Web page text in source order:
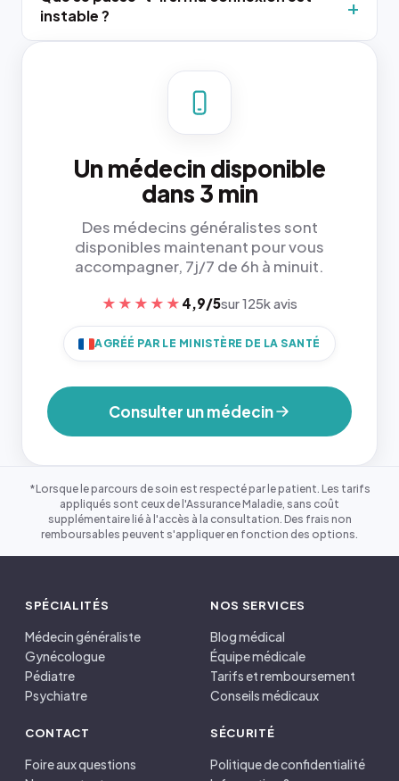
instable ?
Un médecin disponible
dans 3 min
Des médecins généralistes sont
disponibles maintenant pour vous
accompagner, 7j/7 de 6h à minuit.
★★★★★ 4,9/5sur 125k avis
AGRÉÉ PAR LE MINISTÈRE DE LA SANTÉ
Consulter un médecin
*Lorsque le parcours de soin est respecté par le patient. Les tarifs
appliqués sont ceux de l'Assurance Maladie, sans coût
supplémentaire lié à l'accès à la consultation. Des frais non
remboursables peuvent s'appliquer en fonction des options.
SPÉCIALITÉS
Médecin généraliste
Gynécologue
Pédiatre
Psychiatre
NOS SERVICES
Blog médical
Équipe médicale
Tarifs et remboursement
Conseils médicaux
CONTACT
Foire aux questions
SÉCURITÉ
Politique de confidentialité